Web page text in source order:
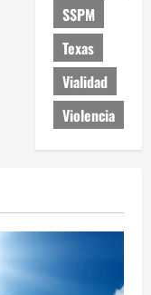
SSPM
Texas
Vialidad
Violencia